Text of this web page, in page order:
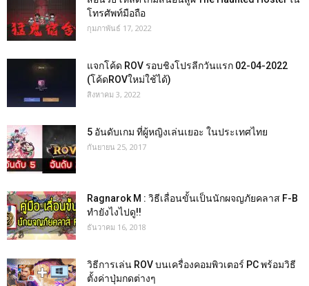
โทรศัพท์มือถือ
กุมภาพันธ์ 17, 2022
แจกโค้ด ROV รอบชิงโปรลีกวันแรก 02-04-2022
(โค้ดROVใหม่ใช้ได้)
สิงหาคม 3, 2022
5 อันดับเกม ที่ผู้หญิงเล่นเยอะ ในประเทศไทย
กันยายน 25, 2017
Ragnarok M : วิธีเลื่อนขั้นเป็นนักผจญภัยคลาส F-B
ทำยังไงไปดู!!
ธันวาคม 16, 2018
วิธีการเล่น ROV บนเครื่องคอมพิวเตอร์ PC พร้อมวิธี
ตั้งค่าปุ่มกดต่างๆ